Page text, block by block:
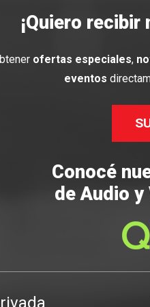
¡Quiero recibir
ofertas especiales,
eventos
Conocé
de Audio y